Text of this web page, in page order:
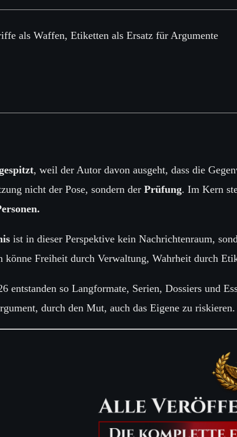
als Waffen, Etiketten als Ersatz für Argumente
, weil der Autor davon ausgeht, dass die
nicht der Pose, sondern der Prüfung. Im Kern
ist in dieser Perspektive kein Nachrichtenraum,
könne Freiheit durch Verwaltung, Wahrheit durch
entstanden so Langformate, Serien, Dossiers und
durch den Mut, auch das Eigene zu riskieren.